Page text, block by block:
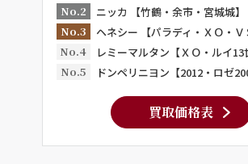
No.2
ニッカ 【竹鶴・余市・宮城城】
No.3
ヘネシー 【パラディ・ＸＯ・Ｖ
No.4
レミーマルタン【ＸＯ・ルイ13
No.5
ドンペリニヨン【2012・ロゼ
買取価格表